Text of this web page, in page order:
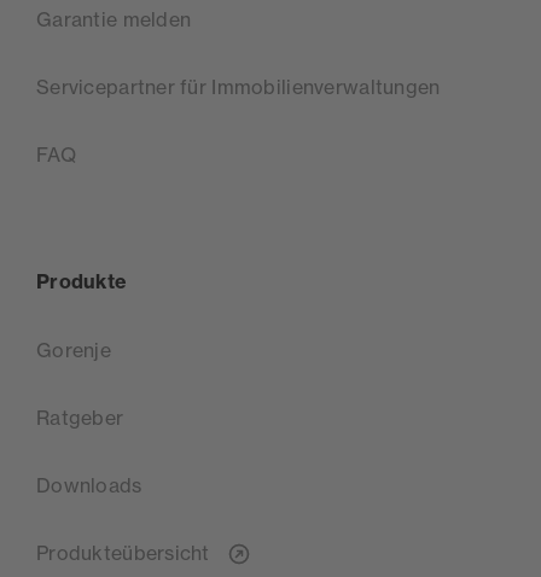
Garantie melden
Servicepartner für Immobilienverwaltungen
FAQ
Produkte
Gorenje
Ratgeber
Downloads
Produkteübersicht